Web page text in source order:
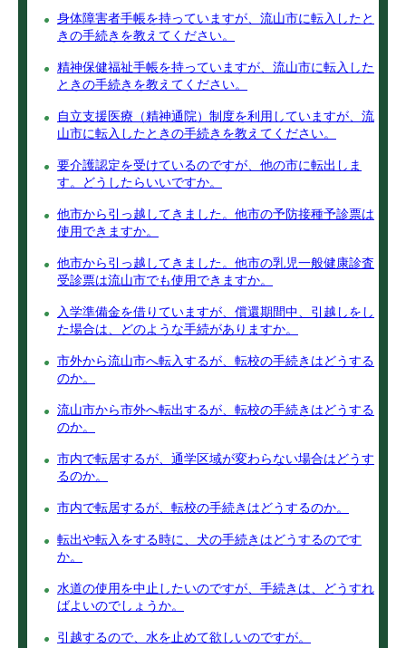
身体障害者手帳を持っていますが、流山市に転入したと
きの手続きを教えてください。
精神保健福祉手帳を持っていますが、流山市に転入した
ときの手続きを教えてください。
自立支援医療（精神通院）制度を利用していますが、流
山市に転入したときの手続きを教えてください。
要介護認定を受けているのですが、他の市に転出しま
す。どうしたらいいですか。
他市から引っ越してきました。他市の予防接種予診票は
使用できますか。
他市から引っ越してきました。他市の乳児一般健康診査
受診票は流山市でも使用できますか。
入学準備金を借りていますが、償還期間中、引越しをし
た場合は、どのような手続がありますか。
市外から流山市へ転入するが、転校の手続きはどうする
のか。
流山市から市外へ転出するが、転校の手続きはどうする
のか。
市内で転居するが、通学区域が変わらない場合はどうす
るのか。
市内で転居するが、転校の手続きはどうするのか。
転出や転入をする時に、犬の手続きはどうするのです
か。
水道の使用を中止したいのですが、手続きは、どうすれ
ばよいのでしょうか。
引越するので、水を止めて欲しいのですが。